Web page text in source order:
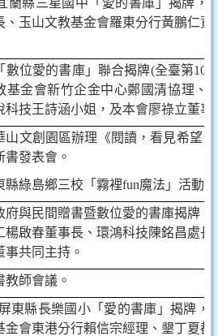
蘭縣三星國中「愛的書庫」揭牌，
、玉山文教基金會羅東分行黃鵬仁
數位愛的書庫」聯合揭牌(全臺第10
基金會新竹企金中心鄭國清協理、
科技王詩涵小姐，及本會廖祿立董事
山文創園區辦理《閱讀，看見希望
書發表會。
縣綠島鄉三校「霧裡fun魔法」活動。
府與民間贈書暨數位愛的書庫揭牌
楊啟春董事長、環鴻科技陳銘昌處
事共同主持。
教師會議。
屏東縣長樂國小「愛的書庫」揭牌，
金會東港分行賴信宗經理、墾丁夏